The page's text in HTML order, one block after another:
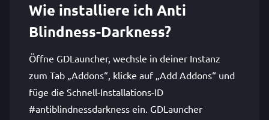
Wie installiere ich Anti
Blindness-Darkness?
Öffne GDLauncher, wechsle in deiner Instanz
zum Tab „Addons“, klicke auf „Add Addons“ und
füge die Schnell-Installations-ID
#antiblindnessdarkness ein. GDLauncher